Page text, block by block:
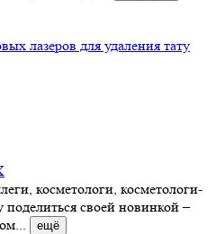
косметологи, косметологи-
поделиться своей новинкой –
ещё